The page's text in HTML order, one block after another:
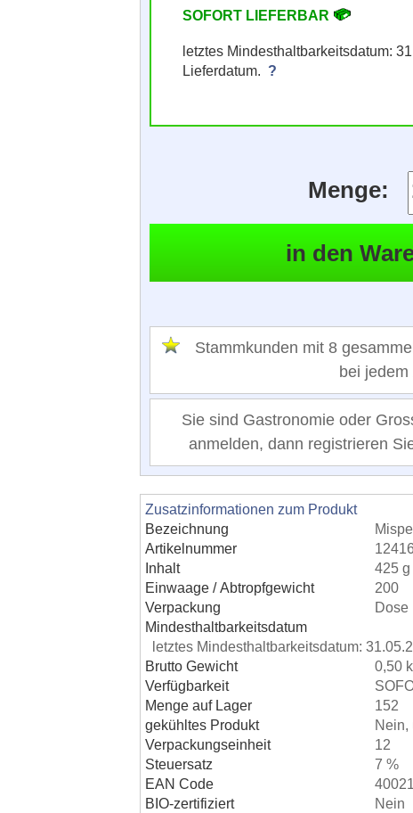
SOFORT LIEFERBAR
letztes Mindesthaltbarkeitsdatum:
Lieferdatum. ?
Menge:
Stammkunden mit 8
bei
Sie sind Gastronomie oder
anmelden, dann registrieren
Zusatzinformationen zum Produkt
Bezeichnung
Artikelnummer
12416
Inhalt
425 g
Einwaage / Abtropfgewicht
200
Verpackung
Dose
Mindesthaltbarkeitsdatum
letztes Mindesthaltbarkeitsdatum:
Brutto Gewicht
0,50
Verfügbarkeit
Menge auf Lager
152
gekühltes Produkt
Nein,
Verpackungseinheit
12
Steuersatz
7 %
EAN Code
BIO-zertifiziert
Nein